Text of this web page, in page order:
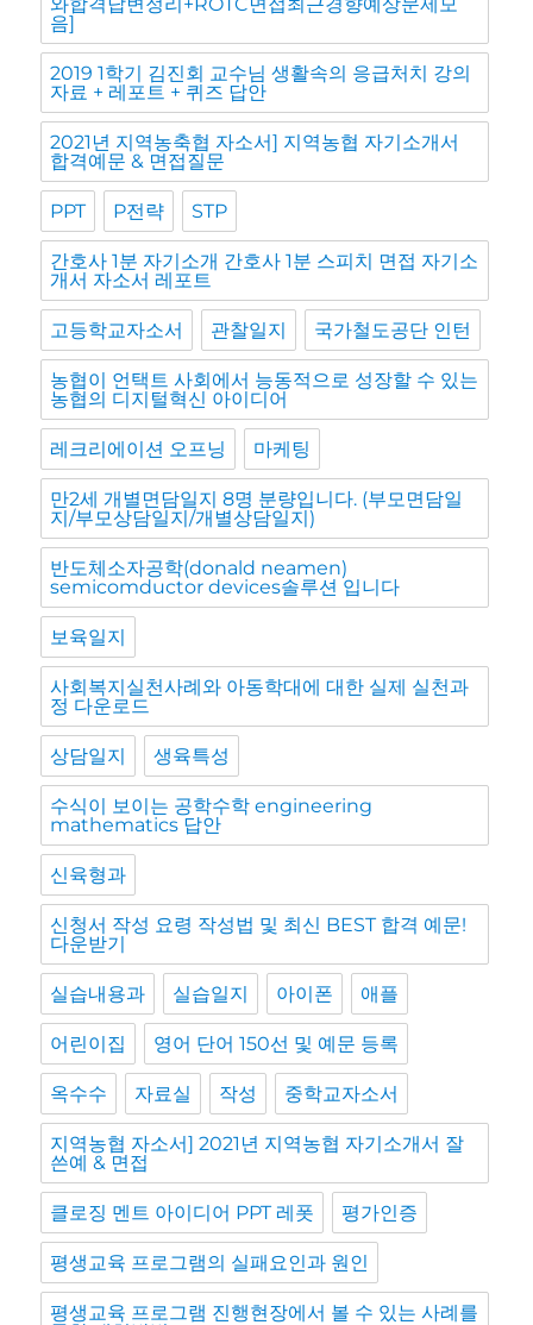
와합격답변정리+ROTC면접최근경향예상문제모
음]
2019 1학기 김진회 교수님 생활속의 응급처치 강의
자료 + 레포트 + 퀴즈 답안
2021년 지역농축협 자소서] 지역농협 자기소개서
합격예문 & 면접질문
PPT P전략 STP
간호사 1분 자기소개 간호사 1분 스피치 면접 자기소
개서 자소서 레포트
고등학교자소서 관찰일지 국가철도공단 인턴
농협이 언택트 사회에서 능동적으로 성장할 수 있는
농협의 디지털혁신 아이디어
레크리에이션 오프닝 마케팅
만2세 개별면담일지 8명 분량입니다. (부모면담일
지/부모상담일지/개별상담일지)
반도체소자공학(donald neamen)
semicomductor devices솔루션 입니다
보육일지
사회복지실천사례와 아동학대에 대한 실제 실천과
정 다운로드
상담일지 생육특성
수식이 보이는 공학수학 engineering
mathematics 답안
신육형과
신청서 작성 요령 작성법 및 최신 BEST 합격 예문!
다운받기
실습내용과 실습일지 아이폰 애플
어린이집 영어 단어 150선 및 예문 등록
옥수수 자료실 작성 중학교자소서
지역농협 자소서] 2021년 지역농협 자기소개서 잘
쓴예 & 면접
클로징 멘트 아이디어 PPT 레폿 평가인증
평생교육 프로그램의 실패요인과 원인
평생교육 프로그램 진행현장에서 볼 수 있는 사례를